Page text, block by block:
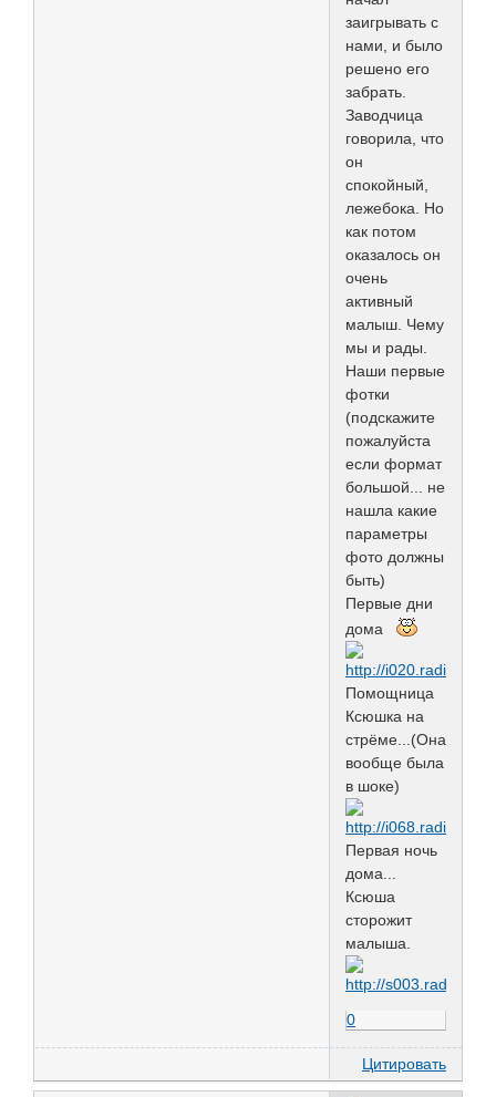
заигрывать с
нами, и было
решено его
забрать.
Заводчица
говорила, что
он
спокойный,
лежебока. Но
как потом
оказалось он
очень
активный
малыш. Чему
мы и рады.
Наши первые
фотки
(подскажите
пожалуйста
если формат
большой... не
нашла какие
параметры
фото должны
быть)
Первые дни
дома
Помощница
Ксюшка на
стрёме...(Она
вообще была
в шоке)
Первая ночь
дома...
Ксюша
сторожит
малыша.
0
Цитировать